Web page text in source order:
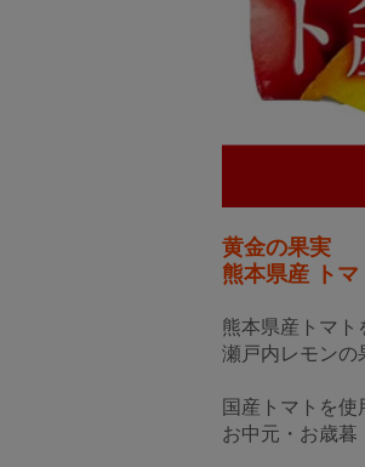
黄金の果実
熊本県産 ト
熊本県産トマト
瀬戸内レモンの
国産トマトを使
お中元・お歳暮